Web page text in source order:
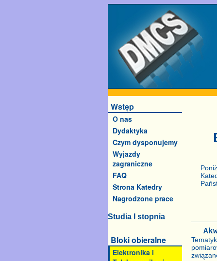
Wstęp
O nas
Dydaktyka
Czym dysponujemy
Wyjazdy
zagraniczne
FAQ
Strona Katedry
Nagrodzone prace
Studia I stopnia
Bloki obieralne
Elektronika i